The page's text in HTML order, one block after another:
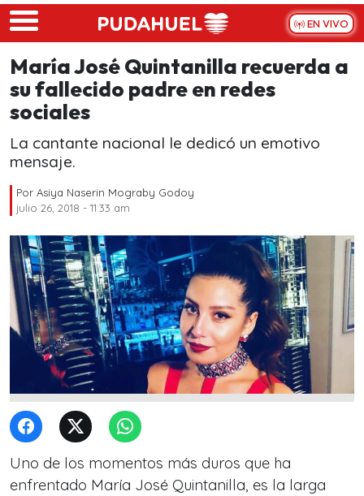
Skip to main content
EN VIVO
María José Quintanilla recuerda a
su fallecido padre en redes
sociales
La cantante nacional le dedicó un emotivo
mensaje.
Por Asiya Naserin Mograby Godoy
julio 26, 2018 - 11:33 am
Uno de los momentos más duros que ha
enfrentado María José Quintanilla, es la larga